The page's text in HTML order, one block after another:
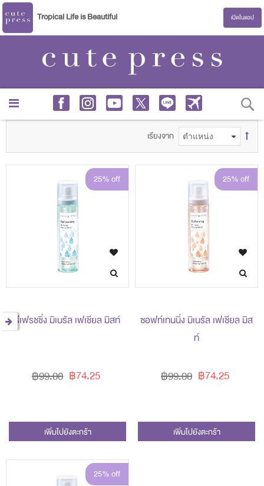
Tropical Life is Beautiful เปิดในแอป
เรียงจาก
25% off
รีเฟรชชิ่ง มิเนรัล เฟเชียล มิสท์
฿74.25
฿99.00
เพิ่มไปยังตะกร้า
25% off
ซอฟท์เทนนิ่ง มิเนรัล เฟเชียล มิส
ท์
฿74.25
฿99.00
เพิ่มไปยังตะกร้า
25% off